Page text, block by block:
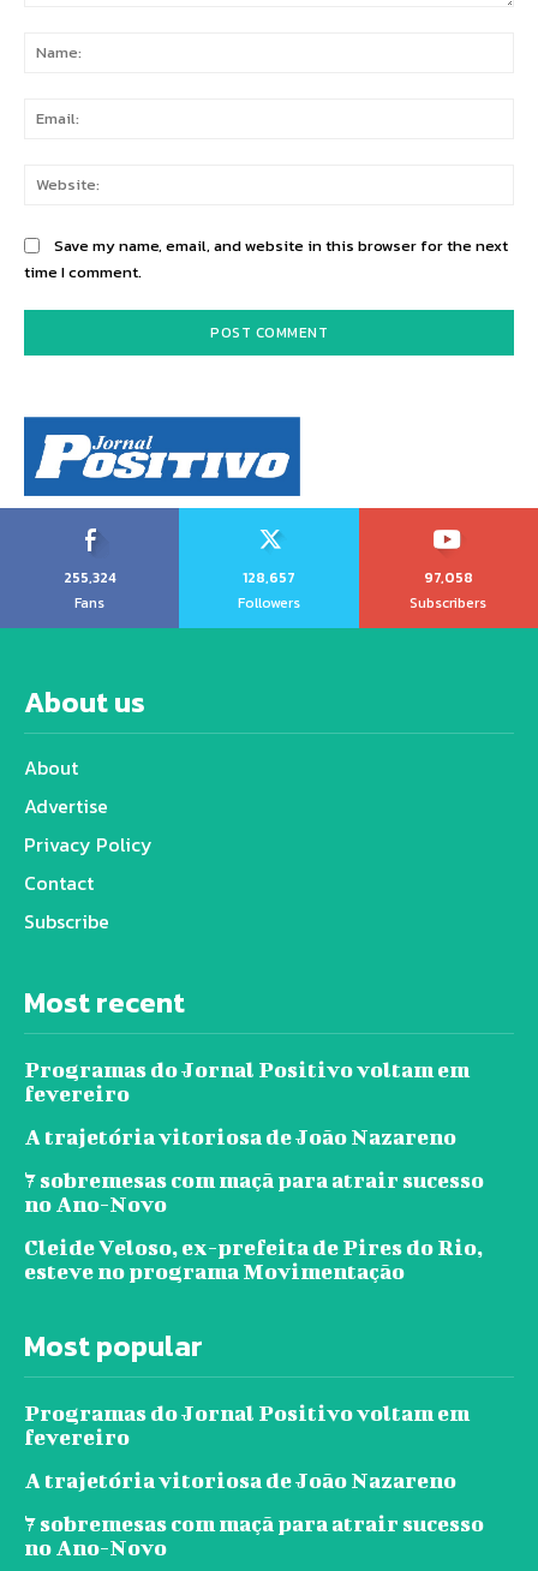
Save my name, email, and website in this browser for the next
time I comment.
255,324
Fans
128,657
Followers
97,058
Subscribers
About us
About
Advertise
Privacy Policy
Contact
Subscribe
Most recent
Programas do Jornal Positivo voltam em
fevereiro
A trajetória vitoriosa de João Nazareno
7 sobremesas com maçã para atrair sucesso
no Ano-Novo
Cleide Veloso, ex-prefeita de Pires do Rio,
esteve no programa Movimentação
Most popular
Programas do Jornal Positivo voltam em
fevereiro
A trajetória vitoriosa de João Nazareno
7 sobremesas com maçã para atrair sucesso
no Ano-Novo